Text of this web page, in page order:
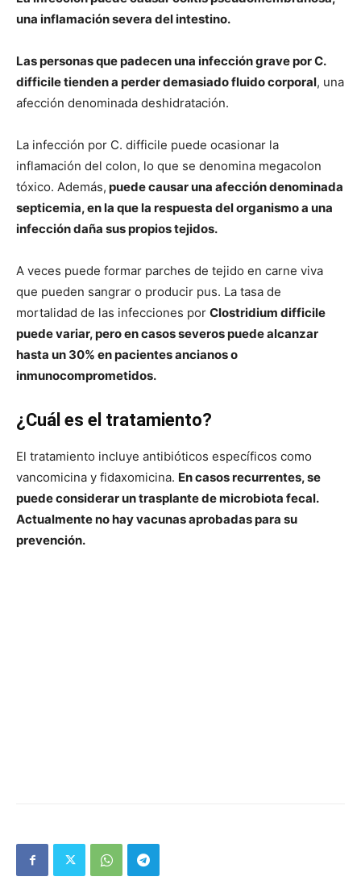
una inflamación severa del intestino.
Las personas que padecen una infección grave por C.
difficile tienden a perder demasiado fluido corporal, una
afección denominada deshidratación.
La infección por C. difficile puede ocasionar la
inflamación del colon, lo que se denomina megacolon
tóxico. Además, puede causar una afección denominada
septicemia, en la que la respuesta del organismo a una
infección daña sus propios tejidos.
A veces puede formar parches de tejido en carne viva
que pueden sangrar o producir pus. La tasa de
mortalidad de las infecciones por Clostridium difficile
puede variar, pero en casos severos puede alcanzar
hasta un 30% en pacientes ancianos o
inmunocomprometidos.
¿Cuál es el tratamiento?
El tratamiento incluye antibióticos específicos como
vancomicina y fidaxomicina. En casos recurrentes, se
puede considerar un trasplante de microbiota fecal.
Actualmente no hay vacunas aprobadas para su
prevención.